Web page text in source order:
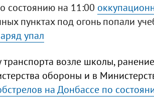
состоянию на 11:00
пунктах под огонь попали
упал
транспорта возле школы,
обороны и в
на Донбассе по